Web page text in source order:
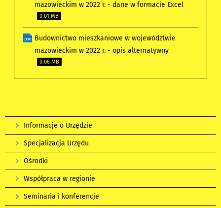
mazowieckim w 2022 r. - dane w formacie Excel
0.01 MB
Budownictwo mieszkaniowe w województwie
mazowieckim w 2022 r. - opis alternatywny
0.06 MB
Informacje o Urzędzie
Specjalizacja Urzędu
Ośrodki
Współpraca w regionie
Seminaria i konferencje